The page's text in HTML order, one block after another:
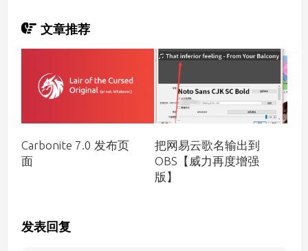
文章推荐
Carbonite 7.0 发布页
面
把网易云歌名输出到
OBS【威力再度增强
版】
发表回复